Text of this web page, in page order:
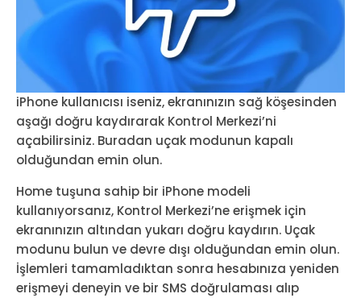
iPhone kullanıcısı iseniz, ekranınızın sağ köşesinden
aşağı doğru kaydırarak Kontrol Merkezi’ni
açabilirsiniz. Buradan uçak modunun kapalı
olduğundan emin olun.
Home tuşuna sahip bir iPhone modeli
kullanıyorsanız, Kontrol Merkezi’ne erişmek için
ekranınızın altından yukarı doğru kaydırın. Uçak
modunu bulun ve devre dışı olduğundan emin olun.
İşlemleri tamamladıktan sonra hesabınıza yeniden
erişmeyi deneyin ve bir SMS doğrulaması alıp